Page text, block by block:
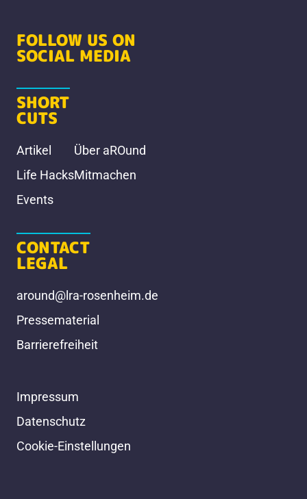
FOLLOW US ON
SOCIAL MEDIA
SHORT
CUTS
Artikel
Life Hacks
Events
Über aROund
Mitmachen
CONTACT
LEGAL
around@lra-rosenheim.de
Pressematerial
Barrierefreiheit
Impressum
Datenschutz
Cookie-Einstellungen